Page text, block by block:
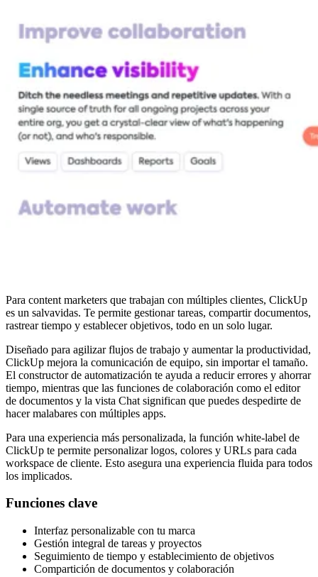
Para content marketers que trabajan con múltiples clientes, ClickUp
es un salvavidas. Te permite gestionar tareas, compartir documentos,
rastrear tiempo y establecer objetivos, todo en un solo lugar.
Diseñado para agilizar flujos de trabajo y aumentar la productividad,
ClickUp mejora la comunicación de equipo, sin importar el tamaño.
El constructor de automatización te ayuda a reducir errores y ahorrar
tiempo, mientras que las funciones de colaboración como el editor
de documentos y la vista Chat significan que puedes despedirte de
hacer malabares con múltiples apps.
Para una experiencia más personalizada, la función white-label de
ClickUp te permite personalizar logos, colores y URLs para cada
workspace de cliente. Esto asegura una experiencia fluida para todos
los implicados.
Funciones clave
Interfaz personalizable con tu marca
Gestión integral de tareas y proyectos
Seguimiento de tiempo y establecimiento de objetivos
Compartición de documentos y colaboración